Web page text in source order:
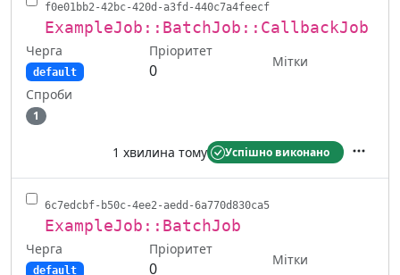
f0e01bb2-42bc-420d-a3fd-440c7a4feecf
ExampleJob::BatchJob::CallbackJob
Черга
default
Пріоритет
0
Мітки
Спроби
1
1 хвилина тому Успішно виконано
6c7edcbf-b50c-4ee2-aedd-6a770d830ca5
ExampleJob::BatchJob
Черга
default
Пріоритет
0 Мітки